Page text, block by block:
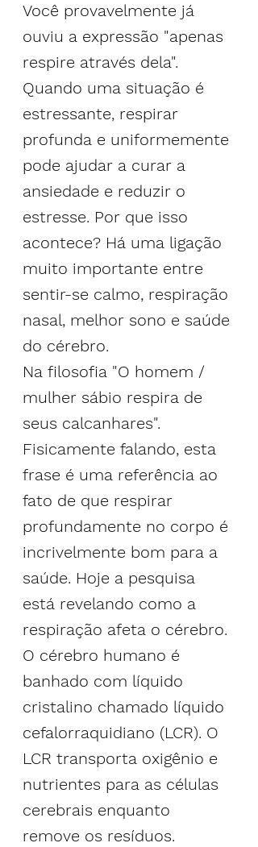
Você provavelmente já
ouviu a expressão "apenas
respire através dela".
Quando uma situação é
estressante, respirar
profunda e uniformemente
pode ajudar a curar a
ansiedade e reduzir o
estresse. Por que isso
acontece? Há uma ligação
muito importante entre
sentir-se calmo, respiração
nasal, melhor sono e saúde
do cérebro.
Na filosofia "O homem /
mulher sábio respira de
seus calcanhares".
Fisicamente falando, esta
frase é uma referência ao
fato de que respirar
profundamente no corpo é
incrivelmente bom para a
saúde. Hoje a pesquisa
está revelando como a
respiração afeta o cérebro.
O cérebro humano é
banhado com líquido
cristalino chamado líquido
cefalorraquidiano (LCR). O
LCR transporta oxigênio e
nutrientes para as células
cerebrais enquanto
remove os resíduos.